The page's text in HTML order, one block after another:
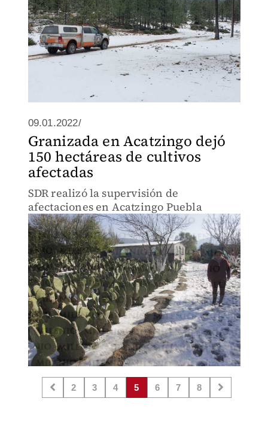
09.01.2022/
Granizada en Acatzingo dejó
150 hectáreas de cultivos
afectadas
SDR realizó la supervisión de
afectaciones en Acatzingo Puebla
2 3 4 5 6 7 8